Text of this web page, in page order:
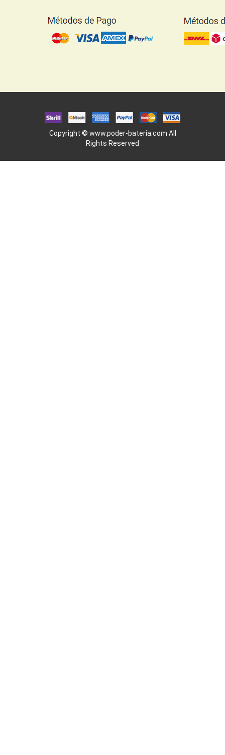
Copyright © www.poder-bateria.com All
Rights Reserved